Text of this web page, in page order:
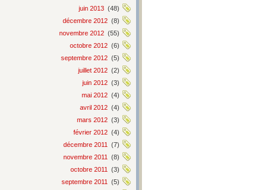
juin 2013 (48)
décembre 2012 (8)
novembre 2012 (55)
octobre 2012 (6)
septembre 2012 (5)
juillet 2012 (2)
juin 2012 (3)
mai 2012 (4)
avril 2012 (4)
mars 2012 (3)
février 2012 (4)
décembre 2011
(7)
novembre 2011
(8)
octobre 2011
(3)
septembre 2011
(5)